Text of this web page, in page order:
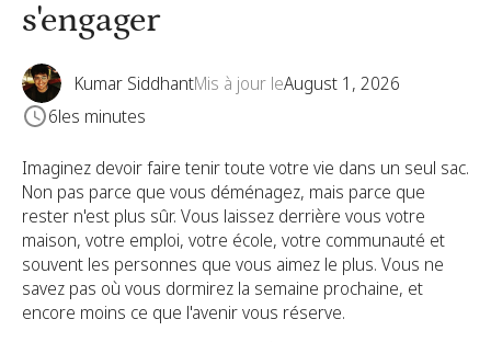
s'engager
Kumar SiddhantMis à jour leAugust 1, 2026
6les minutes
Imaginez devoir faire tenir toute votre vie dans un seul sac.
Non pas parce que vous déménagez, mais parce que
rester n'est plus sûr. Vous laissez derrière vous votre
maison, votre emploi, votre école, votre communauté et
souvent les personnes que vous aimez le plus. Vous ne
savez pas où vous dormirez la semaine prochaine, et
encore moins ce que l'avenir vous réserve.